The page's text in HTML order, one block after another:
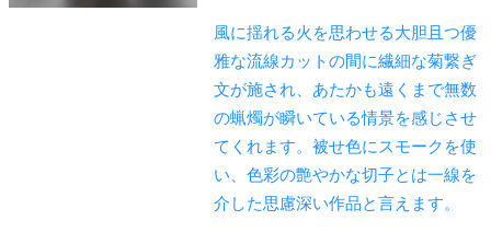
風に揺れる火を思わせる大胆且つ優
雅な流線カットの間に繊細な菊繋ぎ
文が施され、あたかも遠くまで無数
の蝋燭が瞬いている情景を感じさせ
てくれます。被せ色にスモークを使
い、色彩の艶やかな切子とは一線を
介した思慮深い作品と言えます。